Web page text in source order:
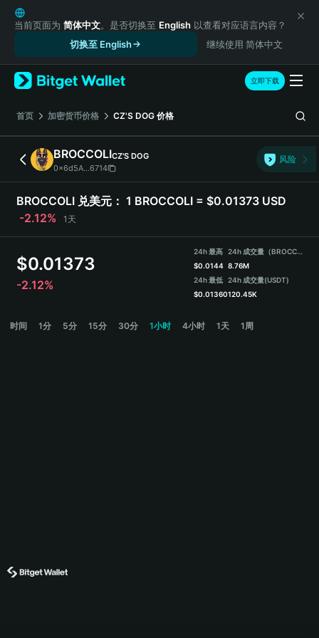
English
日本語
Русский
Español (Latinoamérica)
Türkçe
Italiano
Deutsch
简体中文
繁體中文
Português (Portugal)
Bahasa Indonesia
Español
当前页面为 简体中文。是否切换至 English 以查看对应语言内容？
切换至 English
继续使用 简体中文
立即下载
首页 加密货币价格 CZ'S DOG 价格
BROCCOLICZ'S DOG
0x6d5A...6714
风险
BROCCOLI 兑美元： 1 BROCCOLI = $0.01373 USD
-2.12%
1天
$0.01373
-2.12%
24h 最高
$0.0144
24h 最低
$0.01360
24h 成交量（BROCCOLI）
8.76M
24h 成交量(USDT)
120.45K
时间 1分 5分 15分 30分 1小时 4小时 1天 1周